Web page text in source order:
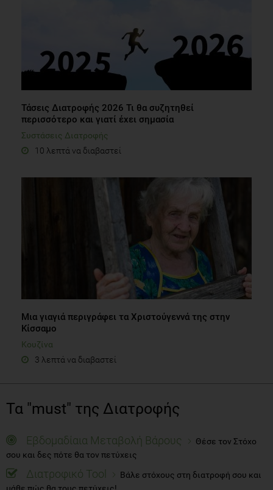
Τάσεις Διατροφής 2026 Τι θα συζητηθεί
περισσότερο και γιατί έχει σημασία
Συστάσεις Διατροφής
10 λεπτά να διαβαστεί
Μια γιαγιά περιγράφει τα Χριστούγεννά της στην
Κίσσαμο
Κουζίνα
3 λεπτά να διαβαστεί
Τα "must" της Διατροφής
Εβδομαδίαια Μεταβολή Βάρους
Θέσε τον Στόχο
σου και δες πότε θα τον πετύχεις
Διατροφικό Tool
Βάλε στόχους στη διατροφή σου και